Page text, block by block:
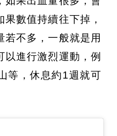
數值持續往下掉，
若不多，一般就是用
以進行激烈運動，例
等，休息約1週就可